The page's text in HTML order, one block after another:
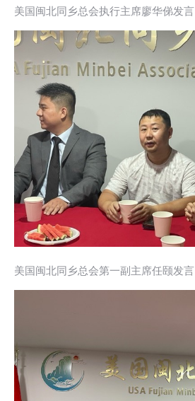
美国闽北同乡总会执行主席廖华俤发言
美国闽北同乡总会第一副主席任颐发言